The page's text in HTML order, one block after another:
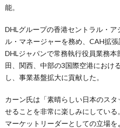
能。
DHLグループの香港セントラル・
ル・マネージャーを務め、CAH拡張
DHLジャパンで常務執行役員業務
田、関西、中部の3国際空港におけ
し、事業基盤拡大に貢献した。
カーン氏は「素晴らしい日本のス
せることを非常に楽しみにしてい
マーケットリーダーとしての立場